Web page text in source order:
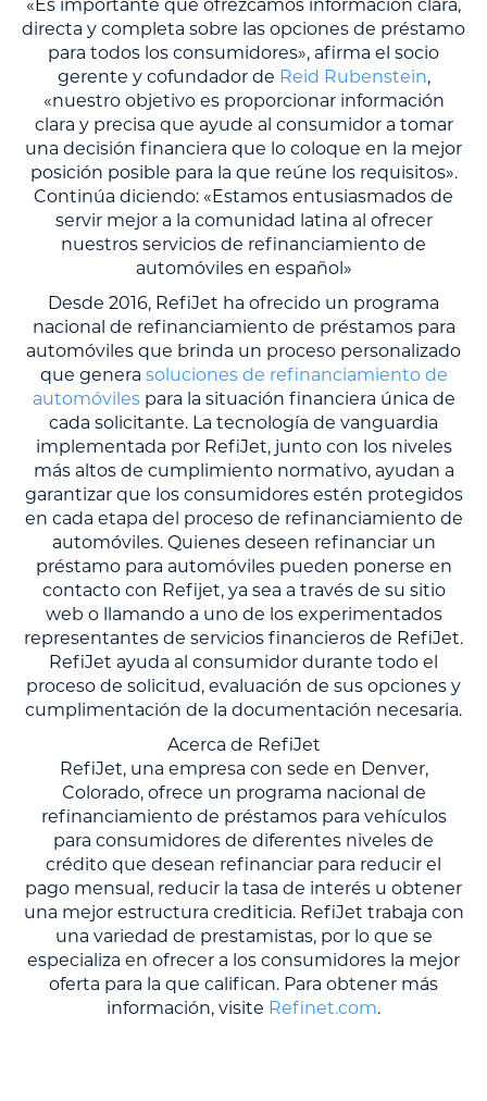
«Es importante que ofrezcamos información clara,
directa y completa sobre las opciones de préstamo
para todos los consumidores», afirma el socio
gerente y cofundador de Reid Rubenstein,
«nuestro objetivo es proporcionar información
clara y precisa que ayude al consumidor a tomar
una decisión financiera que lo coloque en la mejor
posición posible para la que reúne los requisitos».
Continúa diciendo: «Estamos entusiasmados de
servir mejor a la comunidad latina al ofrecer
nuestros servicios de refinanciamiento de
automóviles en español»
Desde 2016, RefiJet ha ofrecido un programa
nacional de refinanciamiento de préstamos para
automóviles que brinda un proceso personalizado
que genera soluciones de refinanciamiento de
automóvilespara la situación financiera única de
cada solicitante. La tecnología de vanguardia
implementada por RefiJet, junto con los niveles
más altos de cumplimiento normativo, ayudan a
garantizar que los consumidores estén protegidos
en cada etapa del proceso de refinanciamiento de
automóviles. Quienes deseen refinanciar un
préstamo para automóviles pueden ponerse en
contacto con Refijet, ya sea a través de su sitio
web o llamando a uno de los experimentados
representantes de servicios financieros de RefiJet.
RefiJet ayuda al consumidor durante todo el
proceso de solicitud, evaluación de sus opciones y
cumplimentación de la documentación necesaria.
Acerca de RefiJet
RefiJet, una empresa con sede en Denver,
Colorado, ofrece un programa nacional de
refinanciamiento de préstamos para vehículos
para consumidores de diferentes niveles de
crédito que desean refinanciar para reducir el
pago mensual, reducir la tasa de interés u obtener
una mejor estructura crediticia. RefiJet trabaja con
una variedad de prestamistas, por lo que se
especializa en ofrecer a los consumidores la mejor
oferta para la que califican. Para obtener más
información, visite Refinet.com.